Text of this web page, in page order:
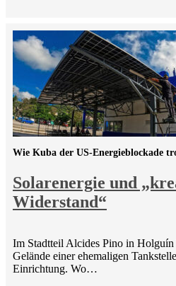
Solarenergie und
Widerstand“
Wie Kuba der US-Energieblockade
Im Stadtteil Alcides Pino in Holguín
Gelände einer ehemaligen
Einrichtung. Wo…